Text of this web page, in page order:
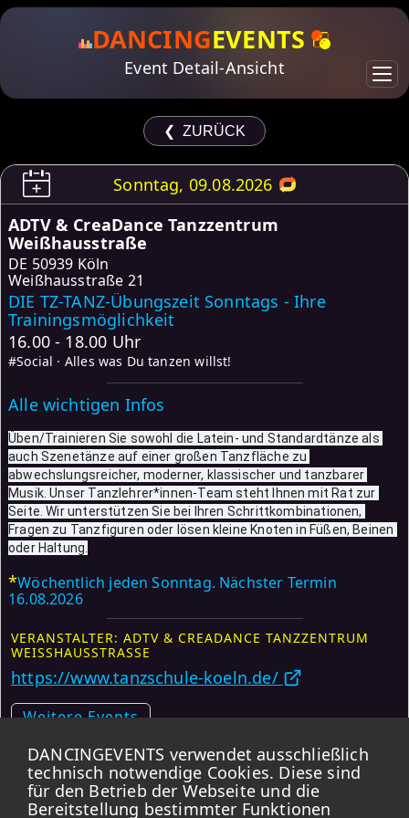
DANCINGEVENTS
Event Detail-Ansicht
❮ ZURÜCK
Sonntag, 09.08.2026
ADTV & CreaDance Tanzzentrum
Weißhausstraße
DE 50939 Köln
Weißhausstraße 21
DIE TZ-TANZ-Übungszeit Sonntags - Ihre
Trainingsmöglichkeit
16.00 - 18.00 Uhr
#Social · Alles was Du tanzen willst!
Alle wichtigen Infos
Üben/Trainieren Sie sowohl die Latein- und Standardtänze als
auch Szenetänze auf einer großen Tanzfläche zu
abwechslungsreicher, moderner, klassischer und tanzbarer
Musik. Unser Tanzlehrer*innen-Team steht Ihnen mit Rat zur
Seite. Wir unterstützen Sie bei Ihren Schrittkombinationen,
Fragen zu Tanzfiguren oder lösen kleine Knoten in Füßen, Beinen
oder Haltung.
*Wöchentlich jeden Sonntag. Nächster Termin
16.08.2026
VERANSTALTER: ADTV & CREADANCE TANZZENTRUM
WEISSHAUSSTRASSE
https://www.tanzschule-koeln.de/
Weitere Events
Karte
DANCINGEVENTS übernimmt KEINE GARANTIE für die Korrektheit der
DANCINGEVENTS verwendet ausschließlich
technisch notwendige Cookies. Diese sind
für den Betrieb der Webseite und die
Bereitstellung bestimmter Funktionen